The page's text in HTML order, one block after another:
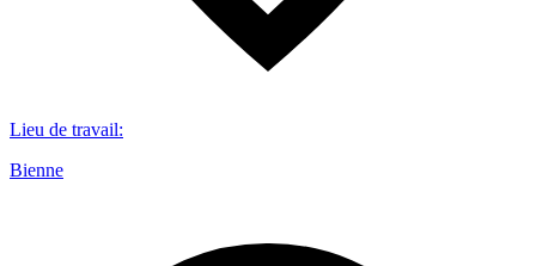
Lieu de travail:
Bienne